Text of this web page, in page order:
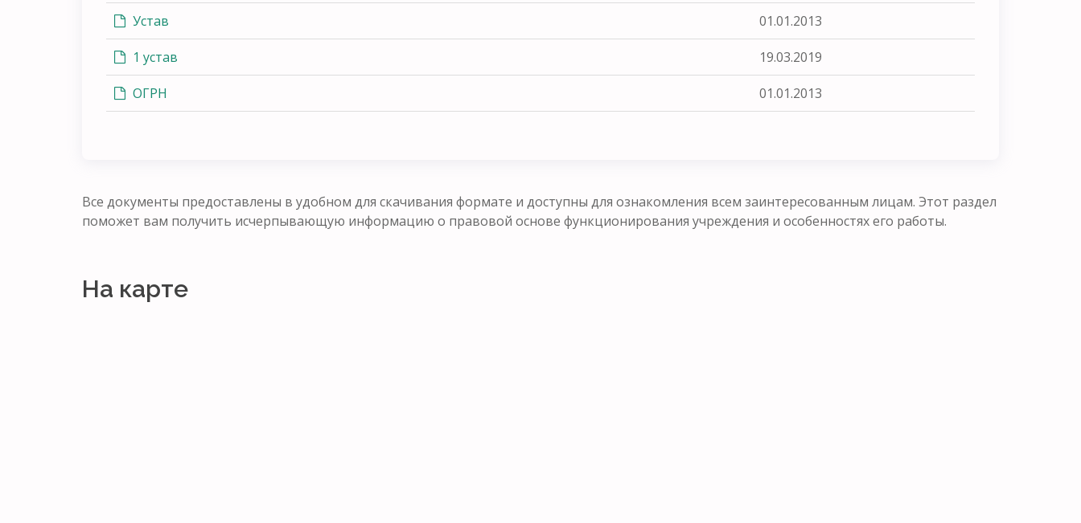
Устав 01.01.2013
1 устав 19.03.2019
ОГРН 01.01.2013
Все документы предоставлены в удобном для скачивания формате и доступны для ознакомления всем заинтересованным лицам. Этот раздел
поможет вам получить исчерпывающую информацию о правовой основе функционирования учреждения и особенностях его работы.
На карте